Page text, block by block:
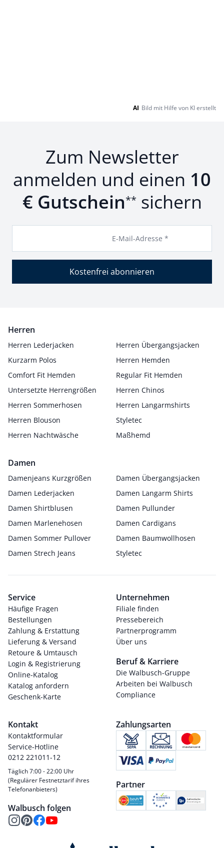
AI Bild mit Hilfe von KI erstellt
Zum Newsletter
anmelden und einen 10
€ Gutschein** sichern
E-Mail-Adresse *
Kostenfrei abonnieren
Herren
Herren Lederjacken
Herren Übergangsjacken
Kurzarm Polos
Herren Hemden
Comfort Fit Hemden
Regular Fit Hemden
Untersetzte Herrengrößen
Herren Chinos
Herren Sommerhosen
Herren Langarmshirts
Herren Blouson
Styletec
Herren Nachtwäsche
Maßhemd
Damen
Damenjeans Kurzgrößen
Damen Übergangsjacken
Damen Lederjacken
Damen Langarm Shirts
Damen Shirtblusen
Damen Pullunder
Damen Marlenehosen
Damen Cardigans
Damen Sommer Pullover
Damen Baumwollhosen
Damen Strech Jeans
Styletec
Service
Häufige Fragen
Bestellungen
Zahlung & Erstattung
Lieferung & Versand
Retoure & Umtausch
Login & Registrierung
Online-Katalog
Katalog anfordern
Geschenk-Karte
Unternehmen
Filiale finden
Pressebereich
Partnerprogramm
Über uns
Beruf & Karriere
Die Walbusch-Gruppe
Arbeiten bei Walbusch
Compliance
Kontakt
Kontaktformular
Service-Hotline
0212 221011-12
Täglich 7:00 - 22:00 Uhr
(Regulärer Festnetztarif ihres
Telefonanbieters)
Walbusch folgen
Zahlungsarten
Partner